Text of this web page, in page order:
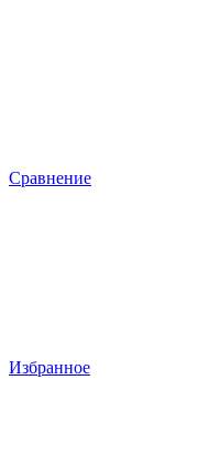
Сравнение
Избранное